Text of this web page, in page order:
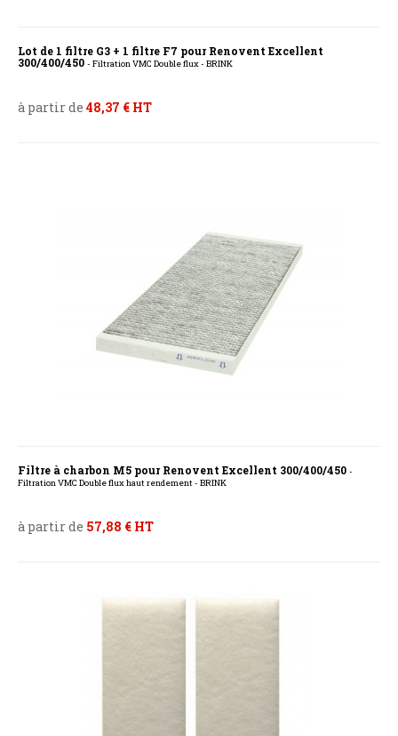
Lot de 1 filtre G3 + 1 filtre F7 pour Renovent Excellent
300/400/450 - Filtration VMC Double flux - BRINK
à partir de 48,37 € HT
Filtre à charbon M5 pour Renovent Excellent 300/400/450 -
Filtration VMC Double flux haut rendement - BRINK
à partir de 57,88 € HT